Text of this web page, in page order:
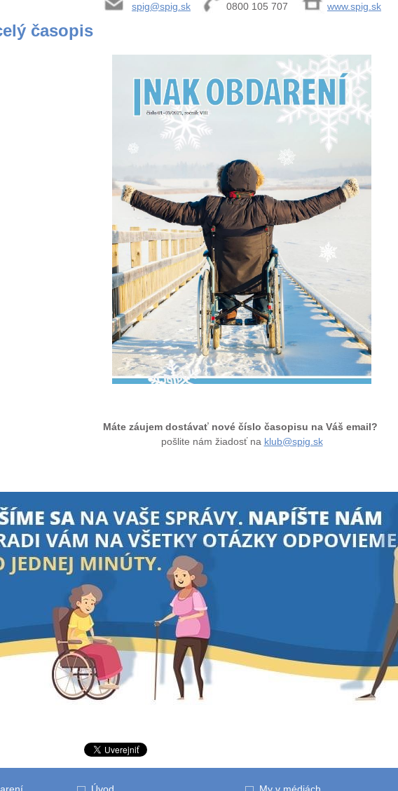
spig@spig.sk 0800 105 707 www.spig.sk
časopis
Máte záujem dostávať nové číslo časopisu na Váš email?
pošlite nám žiadosť na klub@spig.sk